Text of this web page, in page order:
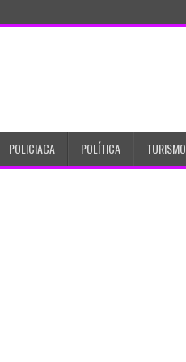
POLICIACA POLÍTICA TURISMO